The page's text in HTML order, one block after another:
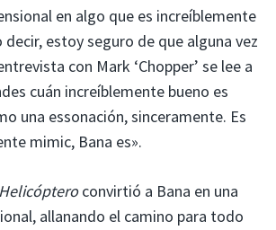
en algo que es increíblemente
decir, estoy seguro de que alguna vez
con Mark ‘Chopper’ se lee a
cuán increíblemente bueno es
una essonación, sinceramente. Es
mimic, Bana es».
Helicópteroconvirtió a Bana en una
allanando el camino para todo